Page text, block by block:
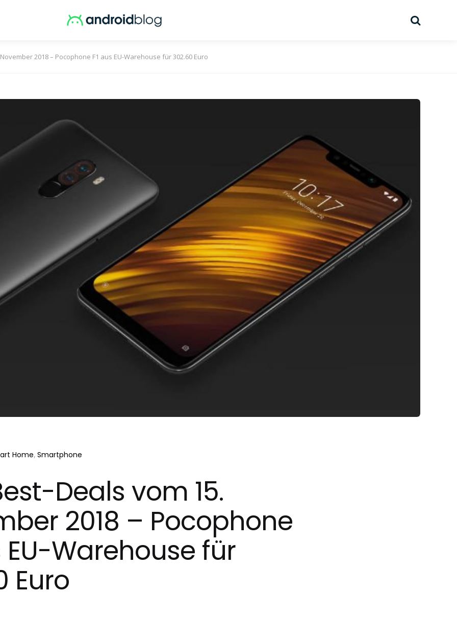
2018 – Pocophone F1 aus EU-Warehouse für 302.60 Euro
Home Smartphone
Deals vom 15.
2018 – Pocophone
EU-Warehouse für
Euro